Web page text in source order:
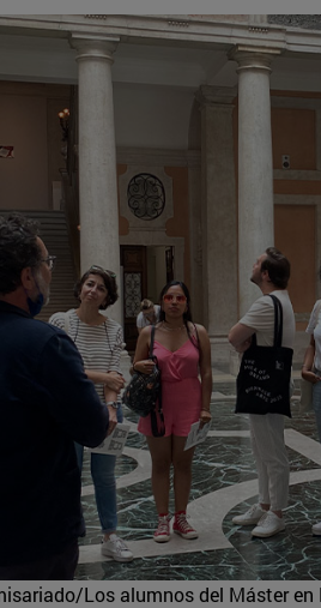
Los alumnos del Máster